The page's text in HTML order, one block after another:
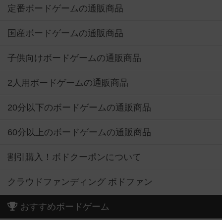
定番ボードゲームの通販商品
国産ボードゲームの通販商品
子供向けボードゲームの通販商品
2人用ボードゲームの通販商品
20分以下のボードゲームの通販商品
60分以上のボードゲームの通販商品
割引購入！ボドクーポンについて
クラウドファンディング ボドファン
おすすめボードゲーム